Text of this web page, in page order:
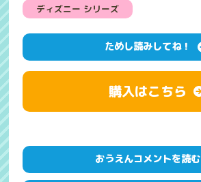
ディズニー シリーズ
ためし読みしてね！
購入はこちら
おうえんコメントを読む